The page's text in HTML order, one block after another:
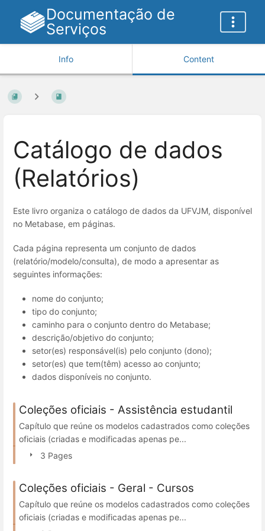
Documentação de
Serviços
Info Content
Catálogo de dados
(Relatórios)
Este livro organiza o catálogo de dados da UFVJM, disponível
no Metabase, em páginas.
Cada página representa um conjunto de dados
(relatório/modelo/consulta), de modo a apresentar as
seguintes informações:
nome do conjunto;
tipo do conjunto;
caminho para o conjunto dentro do Metabase;
descrição/objetivo do conjunto;
setor(es) responsável(is) pelo conjunto (dono);
setor(es) que tem(têm) acesso ao conjunto;
dados disponíveis no conjunto.
Coleções oficiais - Assistência estudantil
Capítulo que reúne os modelos cadastrados como coleções
oficiais (criadas e modificadas apenas pe...
3 Pages
Coleções oficiais - Geral - Cursos
Capítulo que reúne os modelos cadastrados como coleções
oficiais (criadas e modificadas apenas pe...